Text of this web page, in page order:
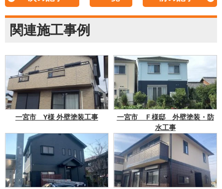
関連施工事例
一宮市 Y様 外壁塗装工事
一宮市 Ｆ様邸 外壁塗装・防
水工事